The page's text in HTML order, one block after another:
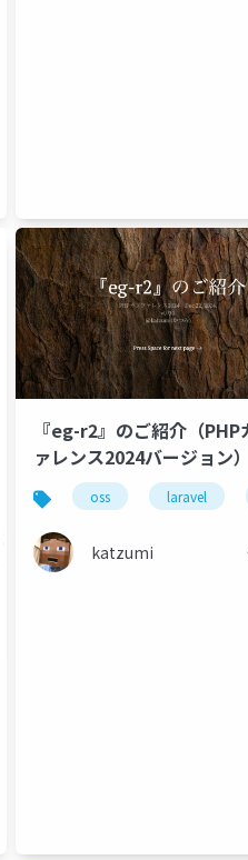
『eg-r2』のご紹介（PHP
ァレンス2024バージョン）
oss laravel
katzumi